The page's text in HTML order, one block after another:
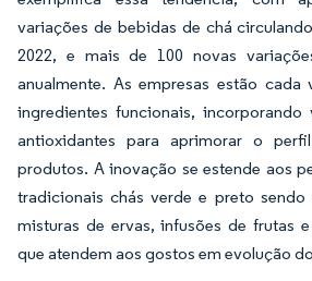
variações de bebidas de chá
2022, e mais de 100 novas
anualmente. As empresas estão cada
ingredientes funcionais, incorporando
antioxidantes para aprimorar o
produtos. A inovação se estende aos
tradicionais chás verde e preto
misturas de ervas, infusões de frutas
que atendem aos gostos em evolução